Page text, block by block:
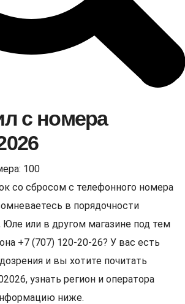
с номера
100
со сбросом с телефонного номера
в порядочности
Юле или в другом магазине под тем
+7 (707) 120-20-26? У вас есть
и вы хотите почитать
узнать регион и оператора
ниже.